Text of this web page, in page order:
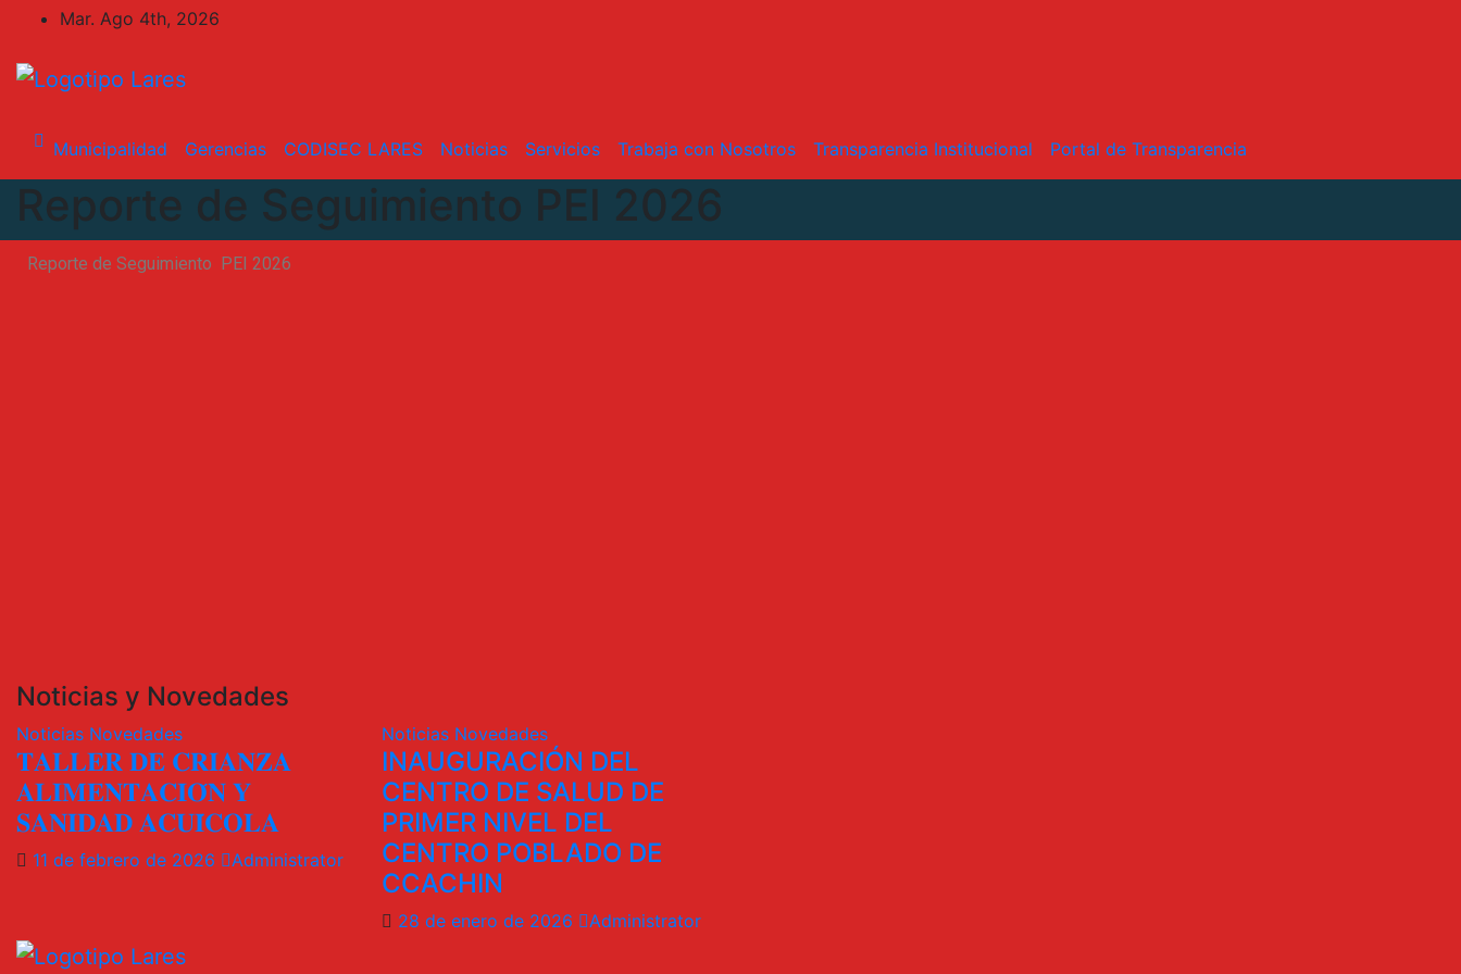
Mar. Ago 4th, 2026
Municipalidad Gerencias CODISEC LARES Noticias Servicios Trabaja con Nosotros Transparencia Institucional Portal de Transparencia
Reporte de Seguimiento PEI 2026
Reporte de Seguimiento PEI 2026
Noticias y Novedades
Noticias Novedades
𝐓𝐀𝐋𝐋𝐄𝐑 𝐃𝐄 𝐂𝐑𝐈𝐀𝐍𝐙𝐀
𝐀𝐋𝐈𝐌𝐄𝐍𝐓𝐀𝐂𝐈𝐎́𝐍 𝐘
𝐒𝐀𝐍𝐈𝐃𝐀𝐃 𝐀𝐂𝐔𝐈́𝐂𝐎𝐋𝐀
11 de febrero de 2026 Administrator
Noticias Novedades
INAUGURACIÓN DEL
CENTRO DE SALUD DE
PRIMER NIVEL DEL
CENTRO POBLADO DE
CCACHIN
28 de enero de 2026 Administrator